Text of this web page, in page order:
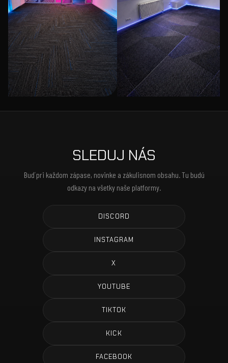
SLEDUJ NÁS
Buď pri každom zápase, novinke a zákulisnom obsahu. Tu budú
odkazy na všetky naše platformy.
DISCORD
INSTAGRAM
X
YOUTUBE
TIKTOK
KICK
FACEBOOK